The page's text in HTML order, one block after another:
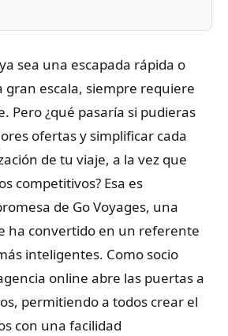
sea una escapada rápida o
gran escala, siempre requiere
Pero ¿qué pasaría si pudieras
ofertas y simplificar cada
de tu viaje, a la vez que
competitivos? Esa es
de Go Voyages, una
ha convertido en un referente
inteligentes. Como socio
online abre las puertas a
permitiendo a todos crear el
con una facilidad